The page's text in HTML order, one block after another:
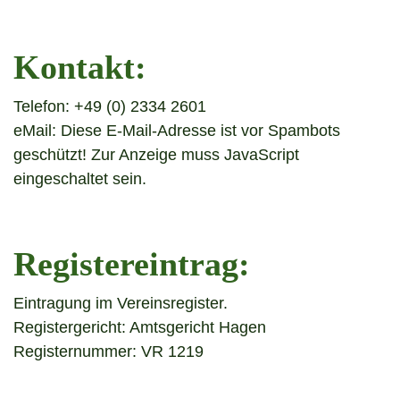
Kontakt:
Telefon: +49 (0) 2334 2601
eMail: Diese E-Mail-Adresse ist vor Spambots
geschützt! Zur Anzeige muss JavaScript
eingeschaltet sein.
Registereintrag:
Eintragung im Vereinsregister.
Registergericht: Amtsgericht Hagen
Registernummer: VR 1219